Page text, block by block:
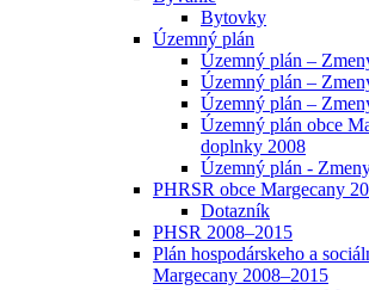
Bytovky
Územný plán
Územný plán –
Územný plán –
Územný plán –
Územný plán obce
doplnky 2008
Územný plán -
PHRSR obce Margecany
Dotazník
PHSR 2008–2015
Plán hospodárskeho a
Margecany 2008–2015